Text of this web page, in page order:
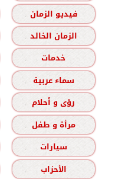
فيديو الزمان
الزمان الخالد
خدمات
سماء عربية
رؤى و أحلام
مرأة و طفل
سيارات
الأحزاب